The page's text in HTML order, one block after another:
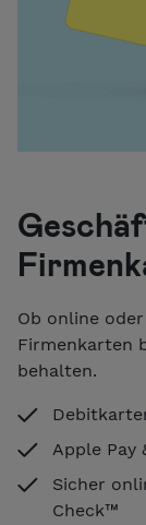
Ob online
Firmenkarten
behalten.
Apple Pay
Sicher
Check™